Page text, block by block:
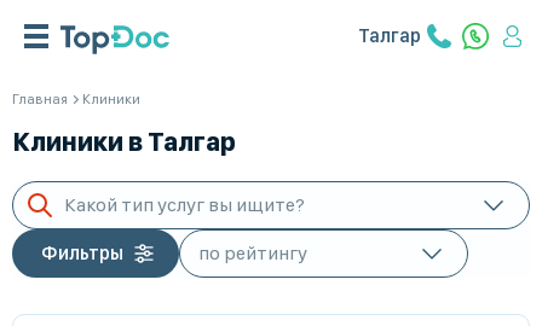
Талгар
Главная Клиники
Клиники в Талгар
Какой тип услуг вы ищите?
Фильтры